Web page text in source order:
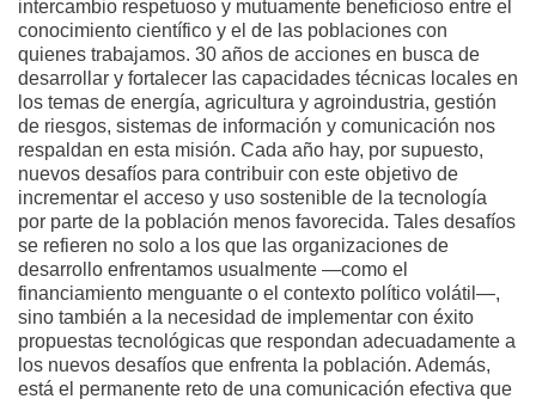
intercambio respetuoso y mutuamente beneficioso entre el
conocimiento científico y el de las poblaciones con
quienes trabajamos. 30 años de acciones en busca de
desarrollar y fortalecer las capacidades técnicas locales en
los temas de energía, agricultura y agroindustria, gestión
de riesgos, sistemas de información y comunicación nos
respaldan en esta misión. Cada año hay, por supuesto,
nuevos desafíos para contribuir con este objetivo de
incrementar el acceso y uso sostenible de la tecnología
por parte de la población menos favorecida. Tales desafíos
se refieren no solo a los que las organizaciones de
desarrollo enfrentamos usualmente —como el
financiamiento menguante o el contexto político volátil—,
sino también a la necesidad de implementar con éxito
propuestas tecnológicas que respondan adecuadamente a
los nuevos desafíos que enfrenta la población. Además,
está el permanente reto de una comunicación efectiva que